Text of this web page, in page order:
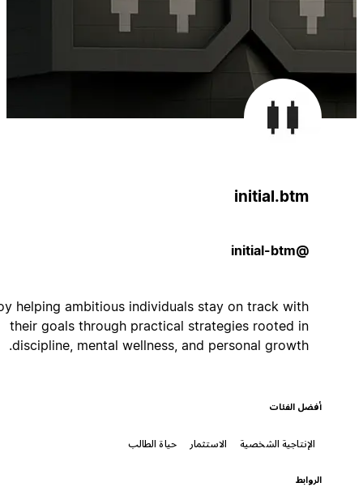
initial.btm
I enjoy helping ambitious individuals stay on track with
their goals through practical strategies rooted in
discipline, mental wellness, and personal growth.
أفضل الفئات
الإنتاجية الشخصية الاستثمار حياة الطالب